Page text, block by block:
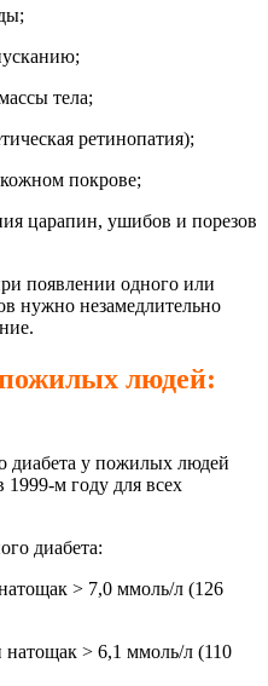
тела;
ретинопатия);
покрове;
царапин, ушибов и порезов
появлении одного или
нужно незамедлительно
людей:
диабета у пожилых людей
м году для всех
диабета:
> 7,0 ммоль/л (126
> 6,1 ммоль/л (110